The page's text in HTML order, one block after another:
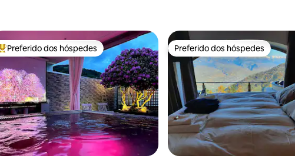
média de 5, 152 avaliações
Entre os melhores preferidos dos hóspedes
Preferido dos hóspedes Preferido dos hóspedes
Preferido dos hóspedes